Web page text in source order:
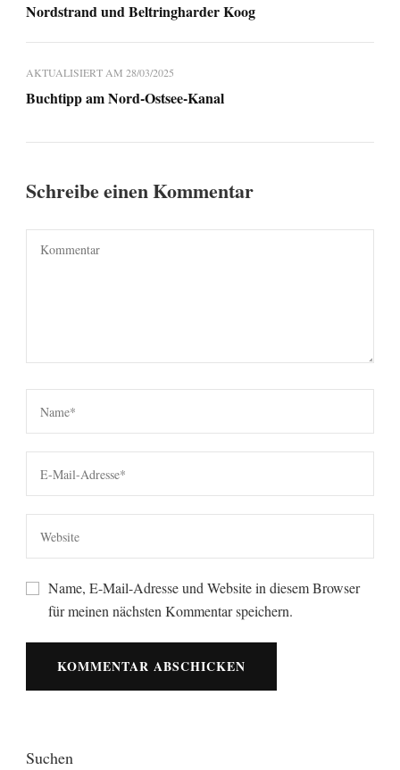
Nordstrand und Beltringharder Koog
AKTUALISIERT AM 28/03/2025
Buchtipp am Nord-Ostsee-Kanal
Schreibe einen Kommentar
Name, E-Mail-Adresse und Website in diesem Browser
für meinen nächsten Kommentar speichern.
Suchen